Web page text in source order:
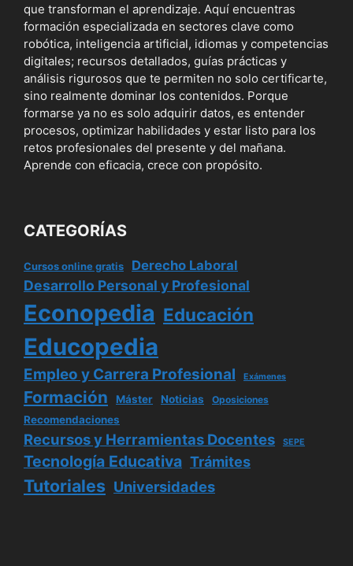
que transforman el aprendizaje. Aquí encuentras
formación especializada en sectores clave como
robótica, inteligencia artificial, idiomas y competencias
digitales; recursos detallados, guías prácticas y
análisis rigurosos que te permiten no solo certificarte,
sino realmente dominar los contenidos. Porque
formarse ya no es solo adquirir datos, es entender
procesos, optimizar habilidades y estar listo para los
retos profesionales del presente y del mañana.
Aprende con eficacia, crece con propósito.
CATEGORÍAS
Cursos online gratis Derecho Laboral
Desarrollo Personal y Profesional
Econopedia Educación
Educopedia
Empleo y Carrera Profesional Exámenes
Formación Máster Noticias Oposiciones
Recomendaciones
Recursos y Herramientas Docentes SEPE
Tecnología Educativa Trámites
Tutoriales Universidades